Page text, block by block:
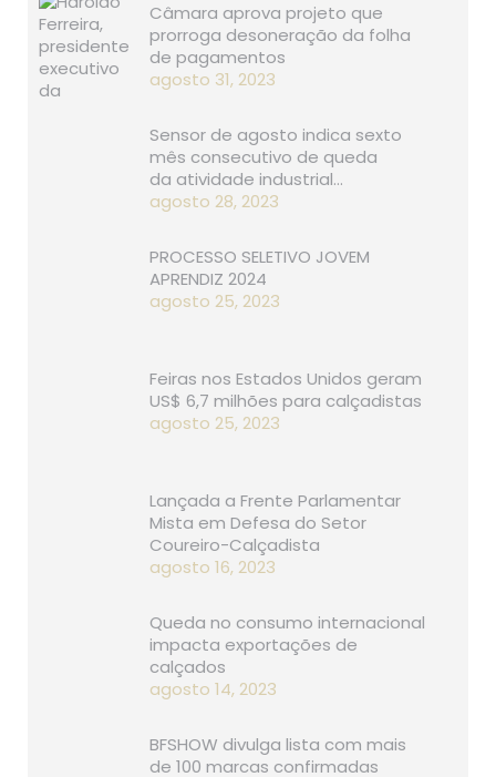
Câmara aprova projeto que
prorroga desoneração da folha
de pagamentos
agosto 31, 2023
Sensor de agosto indica sexto
mês consecutivo de queda
da atividade industrial…
agosto 28, 2023
PROCESSO SELETIVO JOVEM
APRENDIZ 2024
agosto 25, 2023
Feiras nos Estados Unidos geram
US$ 6,7 milhões para calçadistas
agosto 25, 2023
Lançada a Frente Parlamentar
Mista em Defesa do Setor
Coureiro-Calçadista
agosto 16, 2023
Queda no consumo internacional
impacta exportações de
calçados
agosto 14, 2023
BFSHOW divulga lista com mais
de 100 marcas confirmadas